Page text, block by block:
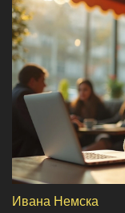
Ивана Немска